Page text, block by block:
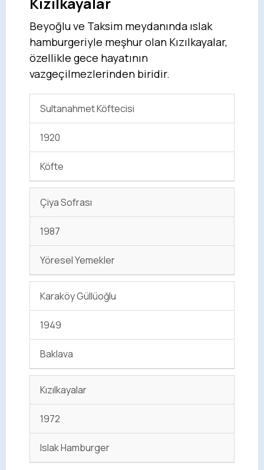
Beyoğlu ve Taksim meydanında ıslak
hamburgeriyle meşhur olan Kızılkayalar,
özellikle gece hayatının
vazgeçilmezlerinden biridir.
Sultanahmet Köftecisi
1920
Köfte
Çiya Sofrası
1987
Yöresel Yemekler
Karaköy Güllüoğlu
1949
Baklava
Kızılkayalar
1972
Islak Hamburger